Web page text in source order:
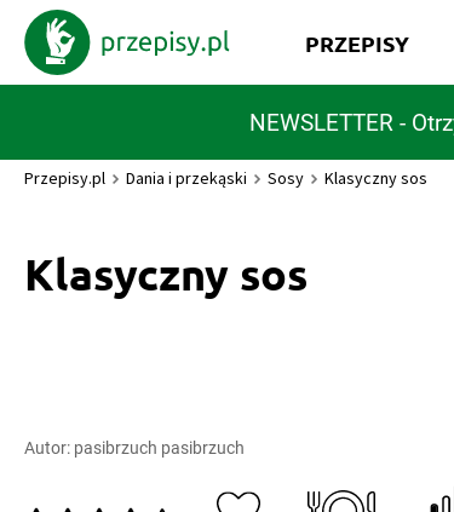
NEWSLETTER -
PRZEPISY
Przepisy.pl Dania i przekąski Sosy Klasyczny sos
Klasyczny sos
Autor: pasibrzuch pasibrzuch